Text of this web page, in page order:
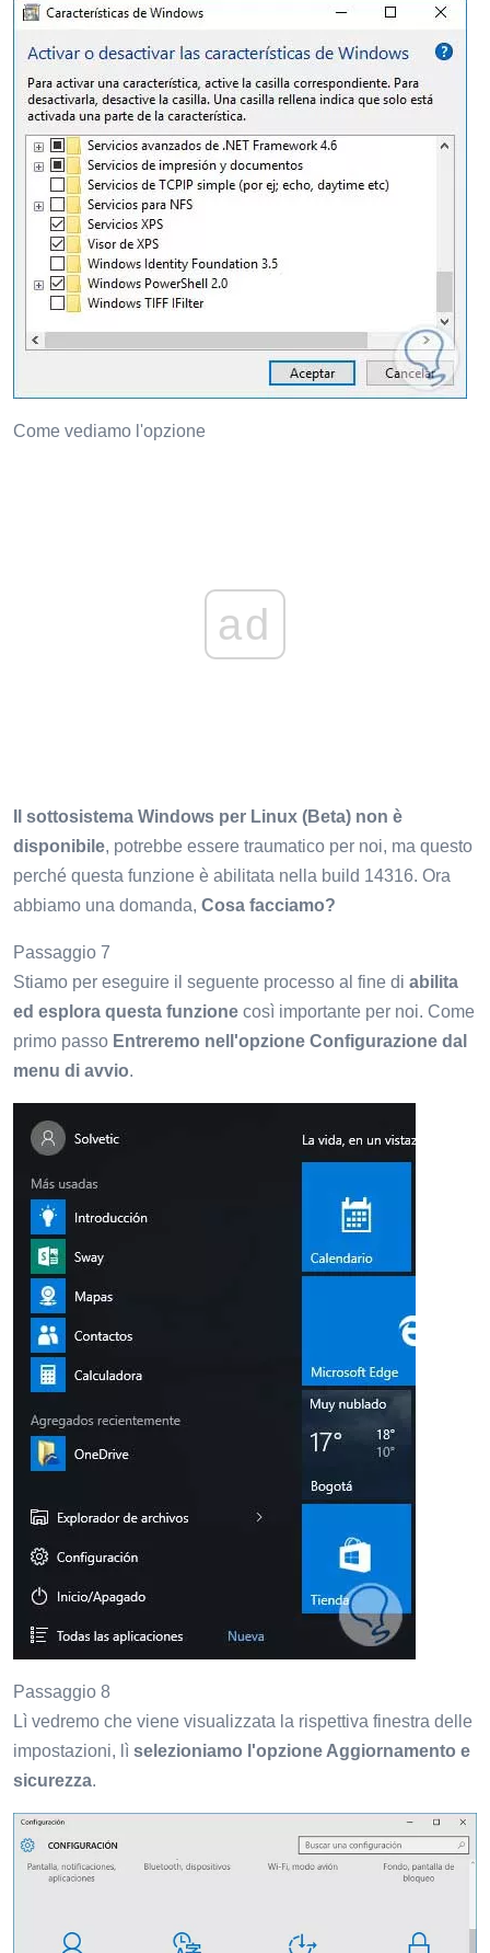
Come vediamo l'opzione
ad
Il sottosistema Windows per Linux (Beta) non è
disponibile, potrebbe essere traumatico per noi, ma questo
perché questa funzione è abilitata nella build 14316. Ora
abbiamo una domanda, Cosa facciamo?
Passaggio 7
Stiamo per eseguire il seguente processo al fine di abilita
ed esplora questa funzione così importante per noi. Come
primo passo Entreremo nell'opzione Configurazione dal
menu di avvio.
Passaggio 8
Lì vedremo che viene visualizzata la rispettiva finestra delle
impostazioni, lì selezioniamo l'opzione Aggiornamento e
sicurezza.